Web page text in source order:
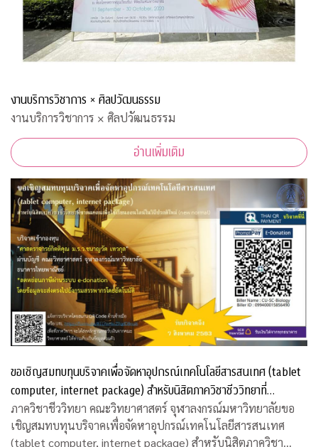
งานบริการวิชาการ × ศิลปวัฒนธรรม
งานบริการวิชาการ × ศิลปวัฒนธรรม
อ่านเพิ่มเติม
ขอเชิญสมทบทุนบริจาคเพื่อจัดหาอุปกรณ์เทคโนโลยีสารสนเทศ (tablet
computer, internet package) สำหรับนิสิตภาควิชาชีววิทยาที่
ขาดแคลน
ภาควิชาชีววิทยา คณะวิทยาศาสตร์ จุฬาลงกรณ์มหาวิทยาลัยขอ
เชิญสมทบทุนบริจาคเพื่อจัดหาอุปกรณ์เทคโนโลยีสารสนเทศ
(tablet computer, internet package) สำหรับนิสิตภาควิชา